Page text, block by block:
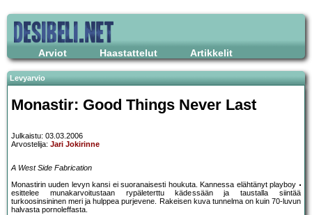
Arviot Haastattelut Artikkelit
Levyarvio
Monastir: Good Things Never Last
Julkaistu: 03.03.2006
Arvostelija: Jari Jokirinne
A West Side Fabrication
Monastirin uuden levyn kansi ei suoranaisesti houkuta. Kannessa elähtänyt playboy
esittelee munakarvoitustaan rypäleterttu kädessään ja taustalla siintää
turkoosinsininen meri ja hulppea purjevene. Rakeisen kuva tunnelma on kuin 70-luvun
halvasta pornoleffasta.